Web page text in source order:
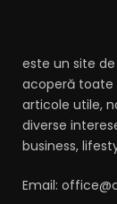
este un site
acoperă toate
articole utile,
diverse
business,
Email: